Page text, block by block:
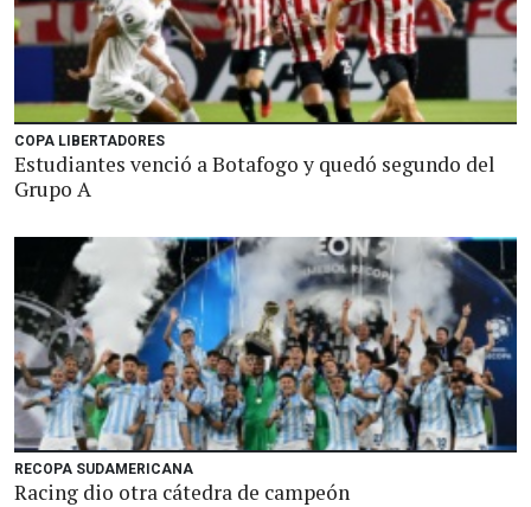
COPA LIBERTADORES
Estudiantes venció a Botafogo y quedó segundo del
Grupo A
RECOPA SUDAMERICANA
Racing dio otra cátedra de campeón